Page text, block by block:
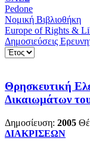
Pedone
Νομική Βιβλιοθήκη
Europe of Rights &
Δημοσιεύσεις
Θρησκευτική
Δικαιωμάτων
Δημοσίευση: 2005
ΔΙΑΚΡΙΣΕΩΝ